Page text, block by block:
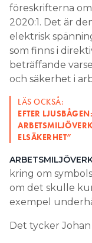
föreskrifterna
2020:1. Det är
elektrisk
som finns i
beträffande
och säkerhet i
LÄS OCKSÅ:
EFTER
ELSÄKERHET”
kring om
om det skulle
exempel
Det tycker